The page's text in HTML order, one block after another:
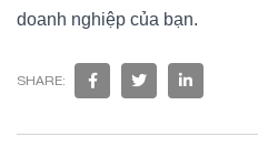
doanh nghiệp của bạn.
SHARE: